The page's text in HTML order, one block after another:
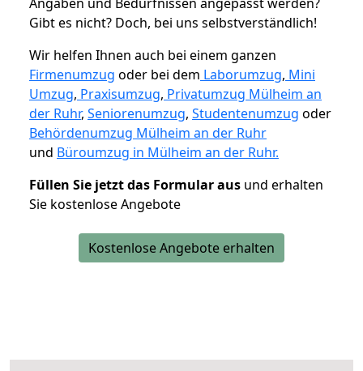
Gibt es nicht? Doch, bei uns selbstverständlich!
Wir helfen Ihnen auch bei einem ganzen
Firmenumzug oder bei dem Laborumzug, Mini
Umzug, Praxisumzug, Privatumzug Mülheim an
der Ruhr, Seniorenumzug, Studentenumzug oder
Behördenumzug Mülheim an der Ruhr
und Büroumzug in Mülheim an der Ruhr.
Füllen Sie jetzt das Formular aus und erhalten
Sie kostenlose Angebote
Kostenlose Angebote erhalten